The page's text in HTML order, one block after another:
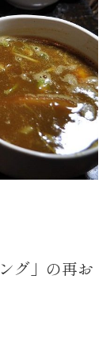
グ」の再お